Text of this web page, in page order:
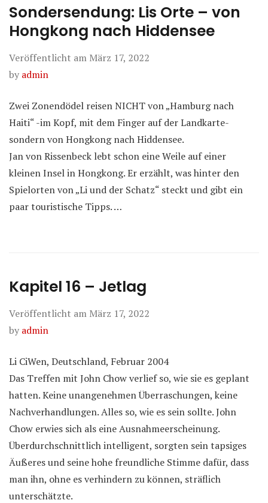
Sondersendung: Lis Orte – von
Hongkong nach Hiddensee
Veröffentlicht am März 17, 2022
by admin
Zwei Zonendödel reisen NICHT von „Hamburg nach
Haiti“ -im Kopf, mit dem Finger auf der Landkarte-
sondern von Hongkong nach Hiddensee.
Jan von Rissenbeck lebt schon eine Weile auf einer
kleinen Insel in Hongkong. Er erzählt, was hinter den
Spielorten von „Li und der Schatz“ steckt und gibt ein
paar touristische Tipps. …
Kapitel 16 – Jetlag
Veröffentlicht am März 17, 2022
by admin
Li CiWen, Deutschland, Februar 2004
Das Treffen mit John Chow verlief so, wie sie es geplant
hatten. Keine unangenehmen Überraschungen, keine
Nachverhandlungen. Alles so, wie es sein sollte. John
Chow erwies sich als eine Ausnahmeerscheinung.
Überdurchschnittlich intelligent, sorgten sein tapsiges
Äußeres und seine hohe freundliche Stimme dafür, dass
man ihn, ohne es verhindern zu können, sträflich
unterschätzte.